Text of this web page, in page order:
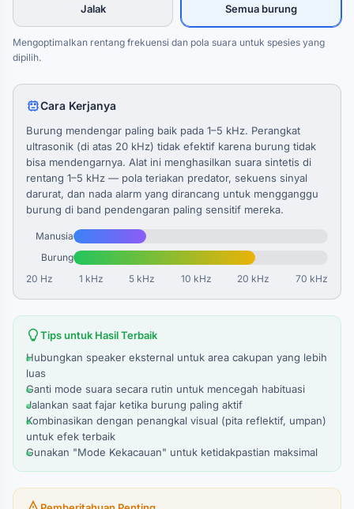
Jalak Semua burung
Mengoptimalkan rentang frekuensi dan pola suara untuk spesies yang
dipilih.
Cara Kerjanya
Burung mendengar paling baik pada 1–5 kHz. Perangkat
ultrasonik (di atas 20 kHz) tidak efektif karena burung tidak
bisa mendengarnya. Alat ini menghasilkan suara sintetis di
rentang 1–5 kHz — pola teriakan predator, sekuens sinyal
darurat, dan nada alarm yang dirancang untuk mengganggu
burung di band pendengaran paling sensitif mereka.
Manusia
Burung
20 Hz
1 kHz 5 kHz 10 kHz 20 kHz 70 kHz
Tips untuk Hasil Terbaik
Hubungkan speaker eksternal untuk area cakupan yang lebih
luas
Ganti mode suara secara rutin untuk mencegah habituasi
Jalankan saat fajar ketika burung paling aktif
Kombinasikan dengan penangkal visual (pita reflektif, umpan)
untuk efek terbaik
Gunakan "Mode Kekacauan" untuk ketidakpastian maksimal